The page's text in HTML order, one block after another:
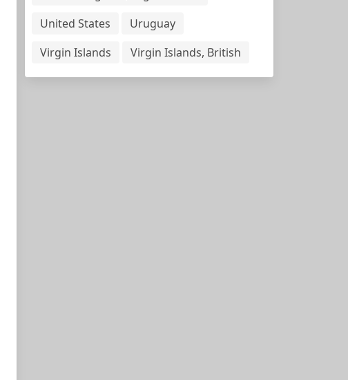
United States
Uruguay
Virgin Islands
Virgin Islands, British